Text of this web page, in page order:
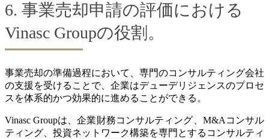
6. 事業売却申請の評価における
Vinasc Groupの役割。
事業売却の準備過程において、専門のコンサルティング会社
の支援を受けることで、企業はデューデリジェンスのプロセ
スを体系的かつ効果的に進めることができる。
Vinasc Groupは、企業財務コンサルティング、M&Aコンサル
ティング、投資ネットワーク構築を専門とするコンサルティ